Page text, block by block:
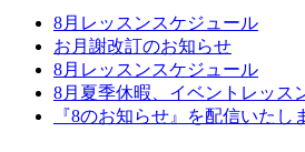
8月レッスンスケジュール
お月謝改訂のお知らせ
8月レッスンスケジュール
8月夏季休暇、イベントレッス
『8のお知らせ』を配信いたし